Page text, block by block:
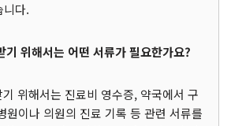
니다.
기 위해서는 어떤 서류가 필요한가요?
위해서는 진료비 영수증, 약국에서 구
원이나 의원의 진료 기록 등 관련 서류를